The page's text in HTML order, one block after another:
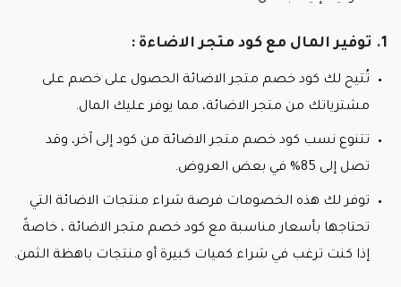
والصالات الرسمية، ويتم توفير هذه المنتجات بسعر
الثريات العصرية:
تتميز بتصاميمها الأنيقة والبسيطة،
وتُصنع من مواد حديثة مثل المعدن والزجاج. تناسب
الثريات الإسلامية:تتميز بتصاميمها المُستوحاة من الفن
الإسلامي، وتُزين بزخارف عربية وإسلامية. تناسب المنازل
ذات الطابع الإسلامي والمناسبات الدينية.
2. الاضائة الداخلية:
الاضائة المخفية:تُستخدم لإضفاء لمسة جمالية على
1. توفير المال مع كود متجر الاضاءة :
تُتيح لك كود خصم متجر الاضائة الحصول على خصم على
مشترياتك من متجر الاضائة، مما يوفر عليك المال.
تتنوع نسب كود خصم متجر الاضائة من كود إلى آخر، وقد
تصل إلى 85% في بعض العروض.
توفر لك هذه الخصومات فرصة شراء منتجات الاضائة التي
تحتاجها بأسعار مناسبة مع كود خصم متجر الاضائة ، خاصةً
إذا كنت ترغب في شراء كميات كبيرة أو منتجات باهظة الثمن.